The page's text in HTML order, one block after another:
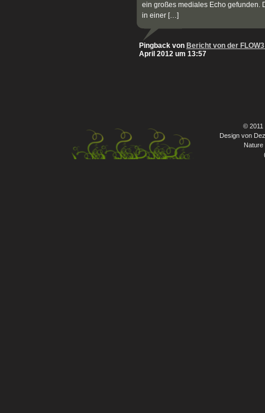
ein großes mediales Echo gefunden.
in einer […]
Pingback von Bericht von der
April 2012 um 13:57
© 2011
Design von
Nature